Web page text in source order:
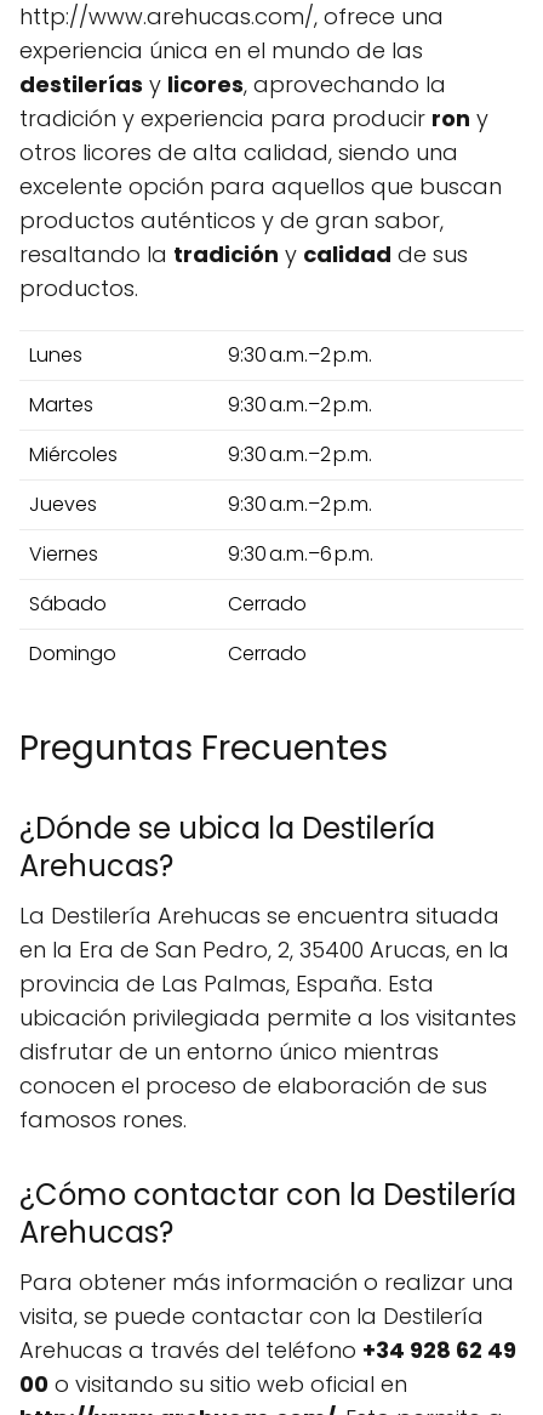
http://www.arehucas.com/, ofrece una
experiencia única en el mundo de las
destilerías y licores, aprovechando la
tradición y experiencia para producir ron y
otros licores de alta calidad, siendo una
excelente opción para aquellos que buscan
productos auténticos y de gran sabor,
resaltando la tradición y calidad de sus
productos.
Lunes
9:30 a.m.–2 p.m.
Martes
9:30 a.m.–2 p.m.
Miércoles
9:30 a.m.–2 p.m.
Jueves
9:30 a.m.–2 p.m.
Viernes
9:30 a.m.–6 p.m.
Sábado
Cerrado
Domingo
Cerrado
Preguntas Frecuentes
¿Dónde se ubica la Destilería
Arehucas?
La Destilería Arehucas se encuentra situada
en la Era de San Pedro, 2, 35400 Arucas, en la
provincia de Las Palmas, España. Esta
ubicación privilegiada permite a los visitantes
disfrutar de un entorno único mientras
conocen el proceso de elaboración de sus
famosos rones.
¿Cómo contactar con la Destilería
Arehucas?
Para obtener más información o realizar una
visita, se puede contactar con la Destilería
Arehucas a través del teléfono +34 928 62 49
00 o visitando su sitio web oficial en